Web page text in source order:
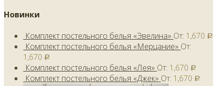
Новинки
Комплект постельного белья «Эвелина» От: 1,670 Р
Комплект постельного белья «Мерцание» От:
1,670 Р
Комплект постельного белья «Лея» От: 1,670 Р
Комплект постельного белья «Джек» От: 1,670 Р